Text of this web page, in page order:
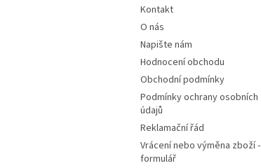
Kontakt
O nás
Napište nám
Hodnocení obchodu
Obchodní podmínky
Podmínky ochrany osobních
údajů
Reklamační řád
Vrácení nebo výměna zboží -
formulář